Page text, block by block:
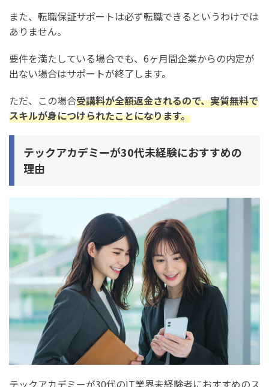
また、転職保証サポートは必ず転職できるというわけでは
ありません。
要件を満たしている場合でも、6ヶ月間企業からの内定が
出ない場合はサポートが終了します。
ただ、この場合受講料が全額返金されるので、実質無料で
スキルが身につけられたことになります。
テックアカデミーが30代未経験におすすめの
理由